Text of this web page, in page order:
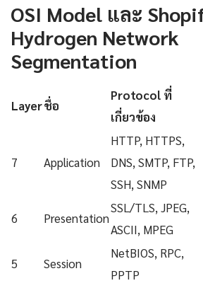
OSI Model และ
Hydrogen Network
Segmentation
Layerชื่อ
Protocol ที่
เกี่ยวข้อง
7 Application
HTTP, HTTPS,
DNS, SMTP, FTP,
SSH, SNMP
6 Presentation
SSL/TLS, JPEG,
ASCII, MPEG
5 Session
NetBIOS, RPC,
PPTP